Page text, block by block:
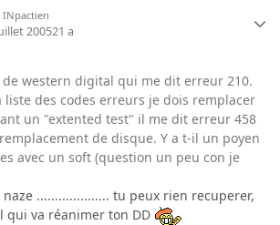
INpactien
200521 a
western digital qui me dit erreur 210.
liste des codes erreurs je dois remplacer
un "extented test" il me dit erreur 458
de disque. Y a t-il un poyen
avec un soft (question un peu con je
.................... tu peux rien recuperer,
qui va réanimer ton DD